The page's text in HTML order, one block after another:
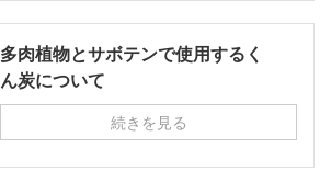
多肉植物とサボテンで使用するく
ん炭について
続きを見る